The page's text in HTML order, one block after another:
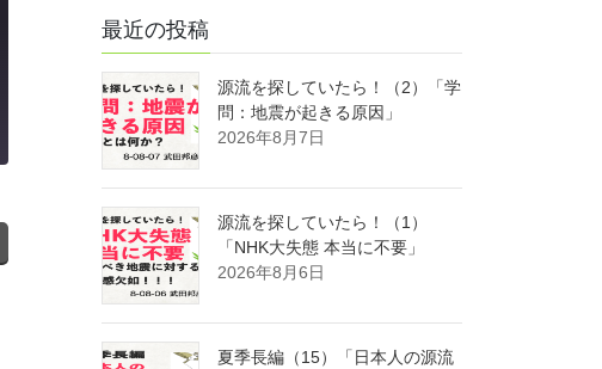
最近の投稿
源流を探していたら！（2）「学
問：地震が起きる原因」
2026年8月7日
源流を探していたら！（1）
「NHK大失態 本当に不要」
2026年8月6日
夏季長編（15）「日本人の源流